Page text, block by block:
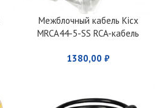
Межблочный кабель Kicx
MRCA44-5-SS RCA-кабель
1380,00 ₽